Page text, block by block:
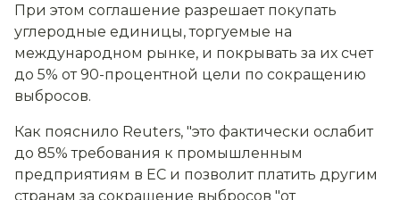
При этом соглашение разрешает покупать
углеродные единицы, торгуемые на
международном рынке, и покрывать за их счет
до 5% от 90-процентной цели по сокращению
выбросов.
Как пояснило Reuters, "это фактически ослабит
до 85% требования к промышленным
предприятиям в ЕС и позволит платить другим
странам за сокращение выбросов "от